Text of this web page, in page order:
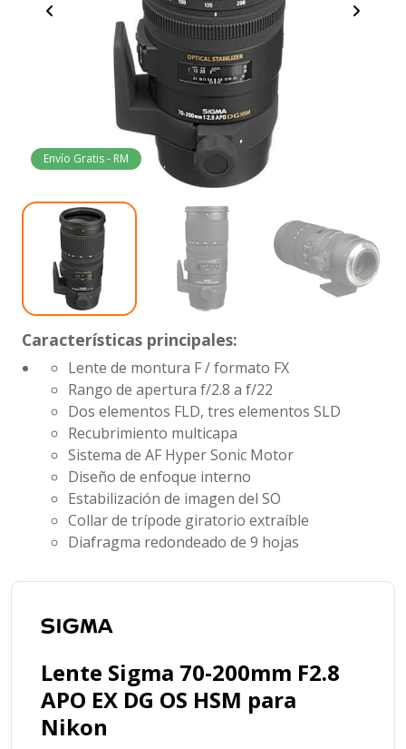
Envío Gratis - RM
Características principales:
Lente de montura F / formato FX
Rango de aperturaf/2.8 a f/22
Dos elementos FLD, tres elementos SLD
Recubrimiento multicapa
Sistema de AF Hyper Sonic Motor
Diseño de enfoque interno
Estabilización de imagen del SO
Collar de trípode giratorio extraíble
Diafragma redondeado de 9 hojas
Lente Sigma 70-200mm F2.8
APO EX DG OS HSM para
Nikon